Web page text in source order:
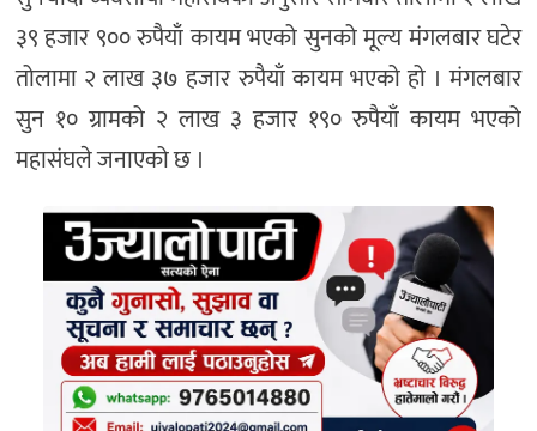
३९ हजार ९०० रुपैयाँ कायम भएको सुनको मूल्य मंगलबार घटेर
तोलामा २ लाख ३७ हजार रुपैयाँ कायम भएको हो । मंगलबार
सुन १० ग्रामको २ लाख ३ हजार १९० रुपैयाँ कायम भएको
महासंघले जनाएको छ ।